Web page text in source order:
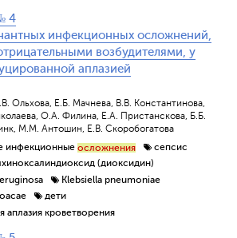
4
инфекционных осложнений,
возбудителями, у
аплазией
Ольхова, Е.Б. Мачнева, В.В. Константинова,
О.А. Филина, Е.А. Пристанскова, Б.Б.
М.М. Антошин, Е.В. Скоробогатова
инфекционные осложнения
сепсис
(диоксидин)
Klebsiella pneumoniae
дети
аплазия кроветворения